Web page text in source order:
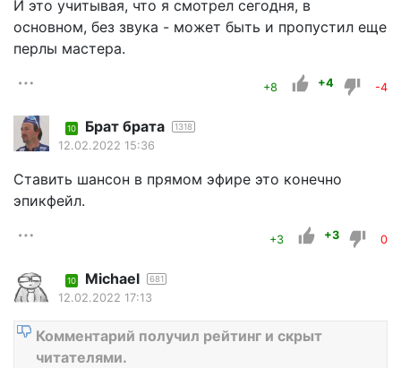
И это учитывая, что я смотрел сегодня, в
основном, без звука - может быть и пропустил еще
перлы мастера.
+8 +4 -4
10 Брат брата 1318
12.02.2022 15:36
Ставить шансон в прямом эфире это конечно
эпикфейл.
+3 +3 0
10 Michael 681
12.02.2022 17:13
Комментарий получил рейтинг и скрыт
читателями.